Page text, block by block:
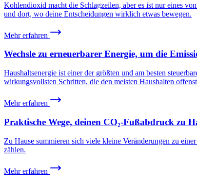
Kohlendioxid macht die Schlagzeilen, aber es ist nur eines
und dort, wo deine Entscheidungen wirklich etwas bewegen.
Mehr erfahren
Wechsle zu erneuerbarer Energie, um die
Haushaltsenergie ist einer der größten und am besten
wirkungsvollsten Schritten, die den meisten Haushalten
Mehr erfahren
Praktische Wege, deinen CO₂-Fußabdruck zu
Zu Hause summieren sich viele kleine Veränderungen zu
zählen.
Mehr erfahren